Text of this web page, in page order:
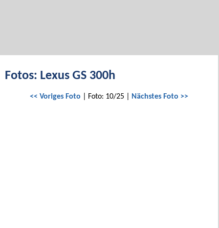
Fotos: Lexus GS 300h
<< Voriges Foto | Foto: 10/25 | Nächstes Foto >>